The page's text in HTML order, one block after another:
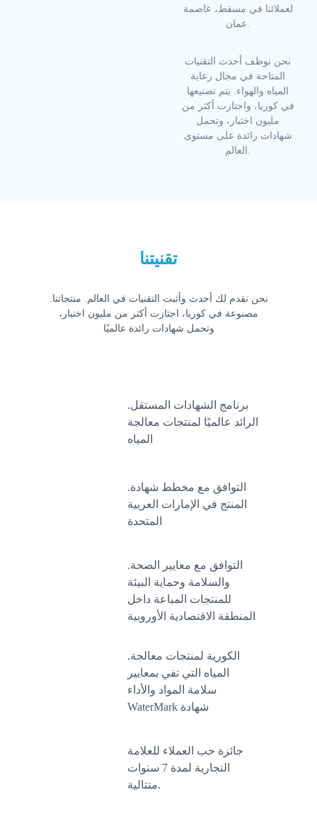
لعملائنا في مسقط، عاصمة
عمان.
نحن نوظف أحدث التقنيات
المتاحة في مجال رعاية
المياه والهواء. يتم تصنيعها
في كوريا، واجتازت أكثر من
مليون اختبار، وتحمل
شهادات رائدة على مستوى
العالم.
تقنيتنا
.نحن نقدم لك أحدث وأثبت التقنيات في العالم. منتجاتنا
مصنوعة في كوريا، اجتازت أكثر من مليون اختبار،
وتحمل شهادات رائدة عالميًا
.برنامج الشهادات المستقل
الرائد عالميًا لمنتجات معالجة
المياه
.التوافق مع مخطط شهادة
المنتج في الإمارات العربية
المتحدة
.التوافق مع معايير الصحة
والسلامة وحماية البيئة
للمنتجات المباعة داخل
المنطقة الاقتصادية الأوروبية
.الكورية لمنتجات معالجة
المياه التي تفي بمعايير
سلامة المواد والأداء
WaterMark شهادة
جائزة حب العملاء للعلامة
التجارية لمدة 7 سنوات
متتالية.